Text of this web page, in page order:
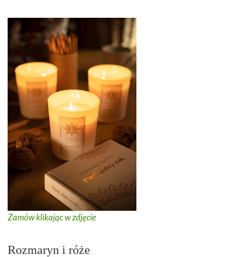
Zamów klikając w zdjęcie
Rozmaryn i róże